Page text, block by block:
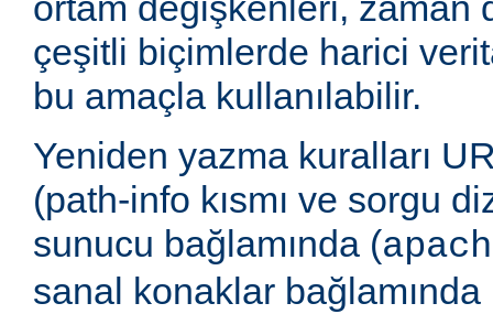
çeşitli biçimlerde harici
bu amaçla kullanılabilir.
Yeniden yazma kuralları
(path-info kısmı ve sorgu
sunucu bağlamında (
sanal konaklar bağlamında